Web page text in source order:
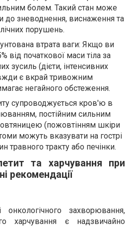
болем. Такий стан може
до зневоднення, виснаження та
порушень.
втрата ваги: Якщо ви
від початкової маси тіла за
зусиль (дієти, інтенсивних
є вкрай тривожним
негайного обстеження.
супроводжується кров'ю в
постійним сильним
(пожовтінням шкіри
можуть вказувати на гострі
травного тракту або печінки.
та харчування при
рекомендації
онкологічного захворювання,
харчування є надзвичайно